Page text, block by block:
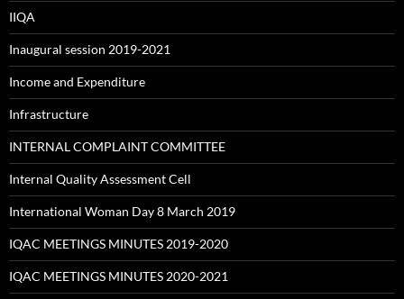
IIQA
Inaugural session 2019-2021
Income and Expenditure
Infrastructure
INTERNAL COMPLAINT COMMITTEE
Internal Quality Assessment Cell
International Woman Day 8 March 2019
IQAC MEETINGS MINUTES 2019-2020
IQAC MEETINGS MINUTES 2020-2021